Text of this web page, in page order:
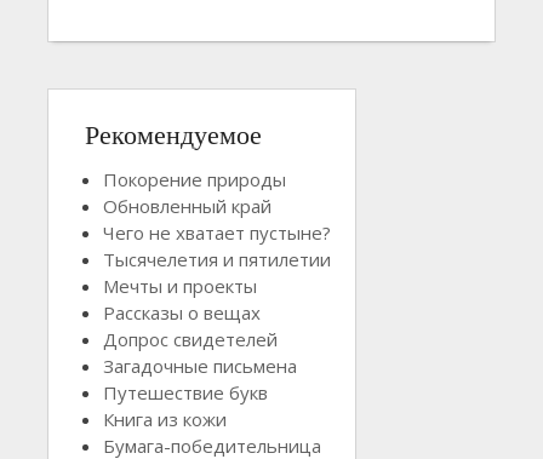
Рекомендуемое
Покорение природы
Обновленный край
Чего не хватает пустыне?
Тысячелетия и пятилетии
Мечты и проекты
Рассказы о вещах
Допрос свидетелей
Загадочные письмена
Путешествие букв
Книга из кожи
Бумага-победительница